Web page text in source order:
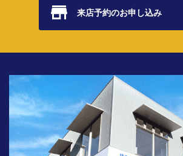
来店予約のお申し込み